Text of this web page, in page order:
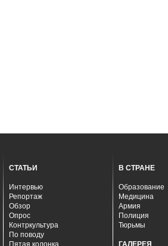
СТАТЬИ
Интервью
Репортаж
Обзор
Опрос
Контркультура
По поводу
Пятая колонка
В СТРАНЕ
Образование
Медицина
Армия
Полиция
Тюрьмы
ГАЛЕРЕЯ